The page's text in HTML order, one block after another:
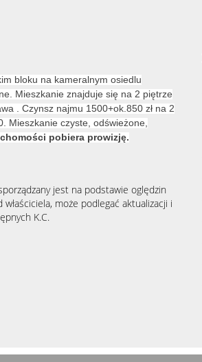
bloku na kameralnym osiedlu
Mieszkanie znajduje się na 2 piętrze
. Czynsz najmu 1500+ok.850 zł na 2
Mieszkanie czyste, odświeżone,
pobiera prowizję.
jest na podstawie oględzin
może podlegać aktualizacji i
K.C.